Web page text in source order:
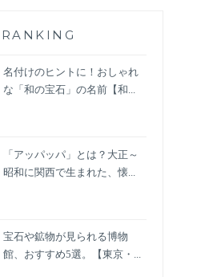
RANKING
名付けのヒントに！おしゃれ
な「和の宝石」の名前【和...
「アッパッパ」とは？大正～
昭和に関西で生まれた、懐...
宝石や鉱物が見られる博物
館、おすすめ5選。【東京・...